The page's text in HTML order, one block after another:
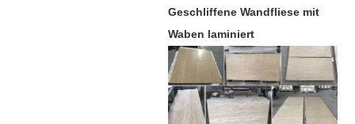
Geschliffene Wandfliese mit
Waben laminiert